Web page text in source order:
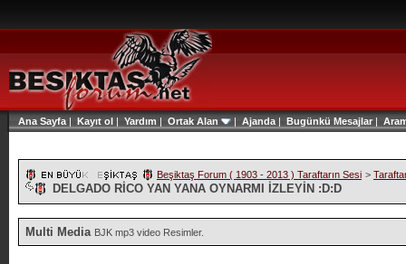
Ana Sayfa | Kayıt ol | Yardım | Ortak Alan | Ajanda | Bugünkü Mesajlar|
Beşiktaş Forum ( 1903 - 2013 ) Taraftarın Sesi >
DELGADO RİCO YAN YANA OYNARMI İZLEYİN :D:D
Multi Media BJK mp3 video Resimler.